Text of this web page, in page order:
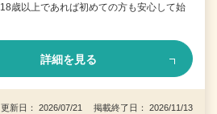
歳以上であれば初めての方も安心して始
詳細を見る
更新日： 2026/07/21 掲載終了日： 2026/11/13